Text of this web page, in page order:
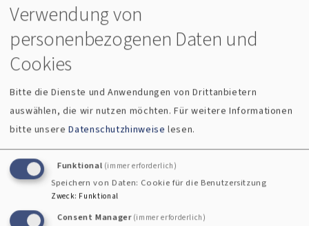
Themen, Angebote, Perspektiven
Arbeitsbewältigungs-Coaching
Diakonie ELKB Erwachsenenbildung
Evangelische Jugend Familie Familienarbeit
Familienfreundliche Kirche
Gospelfestival Haus der Kirche Karriere
Verwendung von
personenbezogenen Daten und
Cookies
Bitte die Dienste und Anwendungen von Drittanbietern
auswählen, die wir nutzen möchten.Für weitere Informationen
bitte unsereDatenschutzhinweise lesen.
Funktional (immer erforderlich)
Speichern von Daten: Cookie für die Benutzersitzung
Zweck: Funktional
Consent Manager (immer erforderlich)